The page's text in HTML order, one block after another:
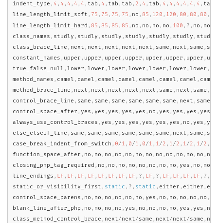
indent_type , 4 , 4 , 4 , 4 , 4 , tab , 4 , tab , tab , 2 , 4 , tab , 4 , 4 , 4 , 4 , 4 , 4 , tab
line_length_limit_soft , 75 , 75 , 75 , 75 , no , 85 , 120 , 120 , 80 , 80 , 80 ,
line_length_limit_hard , 85 , 85 , 85 , 85 , no , no , no , no , 100 , ? , no , no
class_names , studly , studly , studly , studly , studly , studly , studly
class_brace_line , next , next , next , next , next , same , next , same ,
constant_names , upper , upper , upper , upper , upper , upper , upper ,
true_false_null , lower , lower , lower , lower , lower , lower , lower ,
method_names , camel , camel , camel , camel , camel , camel , camel , camel
method_brace_line , next , next , next , next , next , same , next , same ,
control_brace_line , same , same , same , same , same , same , next , same
control_space_after , yes , yes , yes , yes , yes , no , yes , yes , yes , yes
always_use_control_braces , yes , yes , yes , yes , yes , yes , no , yes , yes
else_elseif_line , same , same , same , same , same , same , next , same ,
case_break_indent_from_switch , 0/1 , 0/1 , 0/1 , 1/2 , 1/2 , 1/2 , 1/2 ,
function_space_after , no , no , no , no , no , no , no , no , no , no , no , no , no
closing_php_tag_required , no , no , no , no , no , no , no , no , yes , no , no
line_endings , LF , LF , LF , LF , LF , LF , LF , LF , ? , LF , ? , LF , LF , LF , LF , ? ,
static_or_visibility_first , static , ? , static , either , either ,
control_space_parens , no , no , no , no , no , no , yes , no , no , no , no , no ,
blank_line_after_php , no , no , no , no , yes , no , no , no , no , yes , yes , no
class_method_control_brace , next/next/same , next/next/same ,